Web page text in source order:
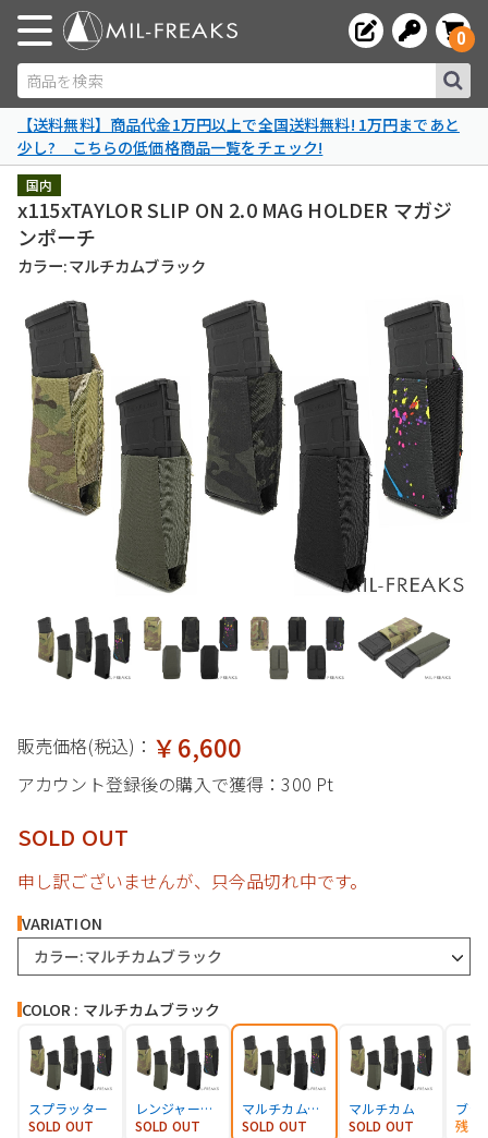
商品を検索
0
【送料無料】商品代金1万円以上で全国送料無料! 1万円まであと
少し? こちらの低価格商品一覧をチェック!
国内
x115xTAYLOR SLIP ON 2.0 MAG HOLDER マガジ
ンポーチ
カラー:マルチカムブラック
販売価格(税込)： ￥6,600
アカウント登録後の購入で獲得：300 Pt
SOLD OUT
申し訳ございませんが、只今品切れ中です。
VARIATION
カラー:マルチカムブラック
COLOR : マルチカムブラック
スプラッター
SOLD OUT
レンジャーグリーン
SOLD OUT
マルチカムブラック
SOLD OUT
マルチカム
SOLD OUT
ブラ
残り